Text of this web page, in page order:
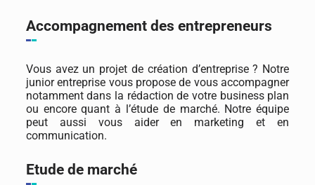
Accompagnement des entrepreneurs
Vous avez un projet de création d’entreprise ? Notre
junior entreprise vous propose de vous accompagner
notamment dans la rédaction de votre business plan
ou encore quant à l’étude de marché. Notre équipe
peut aussi vous aider en marketing et en
communication.
Etude de marché